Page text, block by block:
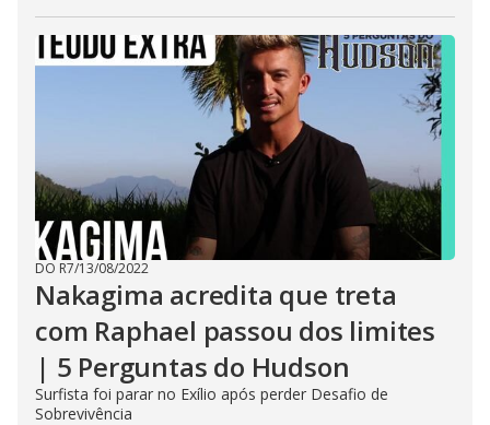
DO R7/13/08/2022
Nakagima acredita que treta
com Raphael passou dos limites
| 5 Perguntas do Hudson
Surfista foi parar no Exílio após perder Desafio de
Sobrevivência